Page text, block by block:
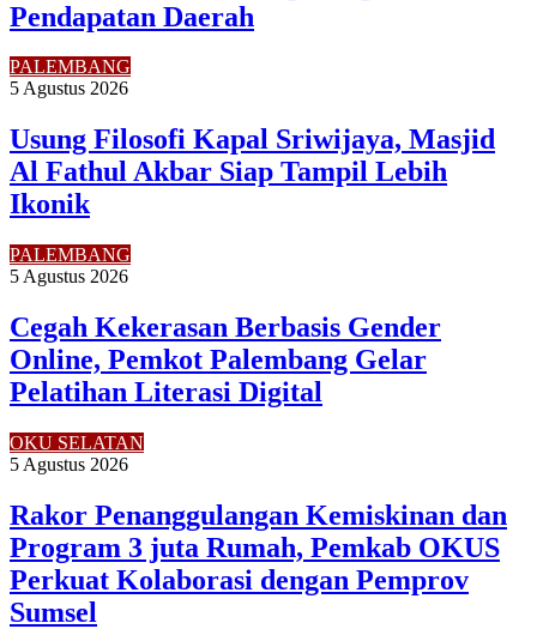
Pendapatan Daerah
PALEMBANG
5 Agustus 2026
Usung Filosofi Kapal Sriwijaya, Masjid
Al Fathul Akbar Siap Tampil Lebih
Ikonik
PALEMBANG
5 Agustus 2026
Cegah Kekerasan Berbasis Gender
Online, Pemkot Palembang Gelar
Pelatihan Literasi Digital
OKU SELATAN
5 Agustus 2026
Rakor Penanggulangan Kemiskinan dan
Program 3 juta Rumah, Pemkab OKUS
Perkuat Kolaborasi dengan Pemprov
Sumsel